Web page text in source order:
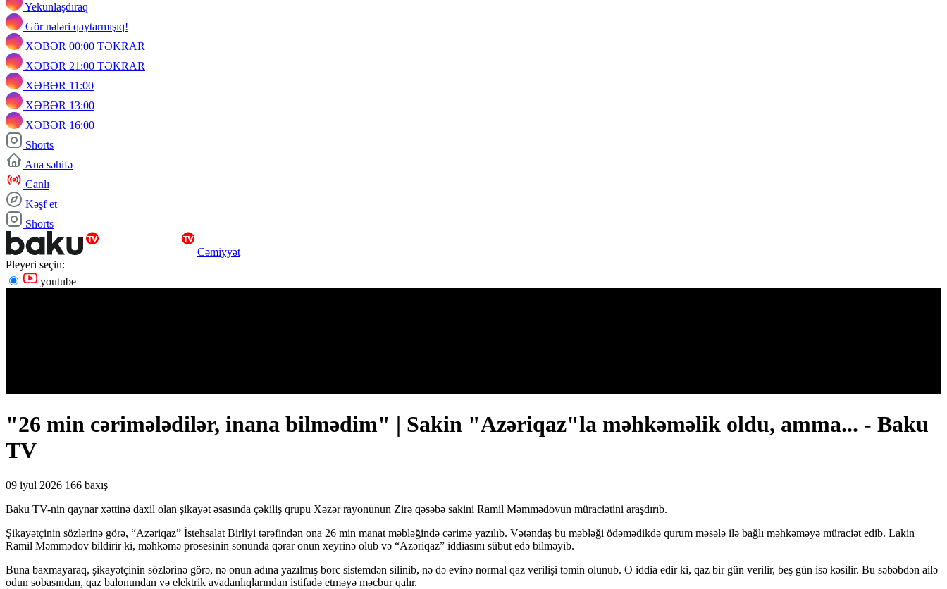
Yekunlaşdıraq
Gör nələri qaytarmışıq!
XƏBƏR 00:00 TƏKRAR
XƏBƏR 21:00 TƏKRAR
XƏBƏR 11:00
XƏBƏR 13:00
XƏBƏR 16:00
Shorts
Ana səhifə
Canlı
Kəşf et
Shorts
Cəmiyyət
Pleyeri seçin:
youtube
"26 min cərimələdilər, inana bilmədim" | Sakin "Azəriqaz"la məhkəməlik oldu, amma... - Baku
TV
09 iyul 2026 166 baxış
Baku TV-nin qaynar xəttinə daxil olan şikayət əsasında çəkiliş qrupu Xəzər rayonunun Zirə qəsəbə sakini Ramil Məmmədovun müraciətini araşdırıb.
Şikayətçinin sözlərinə görə, “Azəriqaz” İstehsalat Birliyi tərəfindən ona 26 min manat məbləğində cərimə yazılıb. Vətəndaş bu məbləği ödəmədikdə qurum məsələ ilə bağlı məhkəməyə müraciət edib. Lakin
Ramil Məmmədov bildirir ki, məhkəmə prosesinin sonunda qərar onun xeyrinə olub və “Azəriqaz” iddiasını sübut edə bilməyib.
Buna baxmayaraq, şikayətçinin sözlərinə görə, nə onun adına yazılmış borc sistemdən silinib, nə də evinə normal qaz verilişi təmin olunub. O iddia edir ki, qaz bir gün verilir, beş gün isə kəsilir. Bu səbəbdən ailə
odun sobasından, qaz balonundan və elektrik avadanlıqlarından istifadə etməyə məcbur qalır.